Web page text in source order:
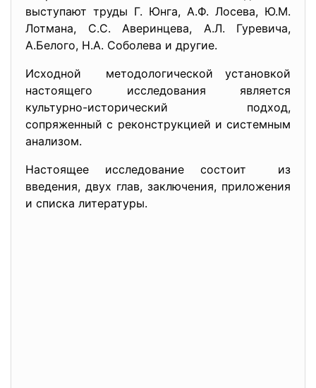
выступают труды Г. Юнга, А.Ф. Лосева, Ю.М.
Лотмана, С.С. Аверинцева, А.Л. Гуревича,
А.Белого, Н.А. Соболева и другие.
Исходной методологической установкой
настоящего исследования является
культурно-исторический подход,
сопряженный с реконструкцией и системным
анализом.
Настоящее исследование состоит из
введения, двух глав, заключения, приложения
и списка литературы.